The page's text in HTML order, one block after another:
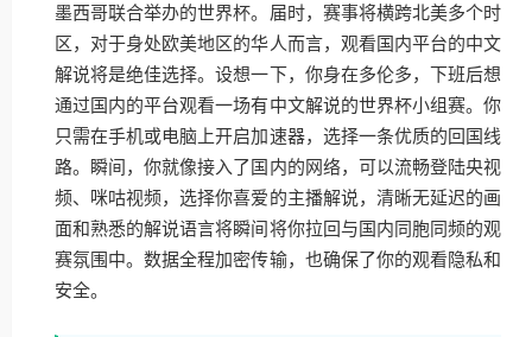
墨西哥联合举办的世界杯。届时，赛事将横跨北美多个时
区，对于身处欧美地区的华人而言，观看国内平台的中文
解说将是绝佳选择。设想一下，你身在多伦多，下班后想
通过国内的平台观看一场有中文解说的世界杯小组赛。你
只需在手机或电脑上开启加速器，选择一条优质的回国线
路。瞬间，你就像接入了国内的网络，可以流畅登陆央视
频、咪咕视频，选择你喜爱的主播解说，清晰无延迟的画
面和熟悉的解说语言将瞬间将你拉回与国内同胞同频的观
赛氛围中。数据全程加密传输，也确保了你的观看隐私和
安全。